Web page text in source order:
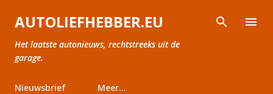
Doorgaan naar hoofdcontent
AUTOLIEFHEBBER.EU
Het laatste autonieuws, rechtstreeks uit de
garage.
Nieuwsbrief Meer…